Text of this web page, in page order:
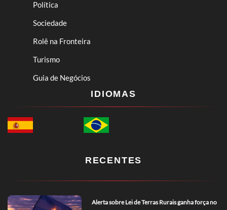
Política
Sociedade
Rolê na Fronteira
Turismo
Guia de Negócios
IDIOMAS
RECENTES
Alerta sobre Lei de Terras Rurais ganha força no